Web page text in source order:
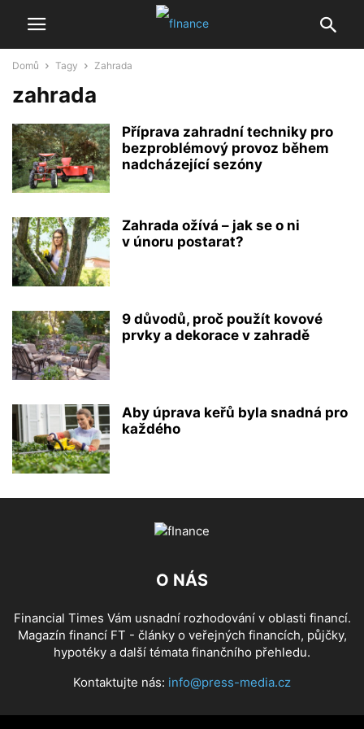
Domů Tagy Zahrada
zahrada
Příprava zahradní techniky pro
bezproblémový provoz během
nadcházející sezóny
Zahrada ožívá – jak se o ni
v únoru postarat?
9 důvodů, proč použít kovové
prvky a dekorace v zahradě
Aby úprava keřů byla snadná pro
každého
O NÁS
Financial Times Vám usnadní rozhodování v oblasti financí.
Magazín financí FT - články o veřejných financích, půjčky,
hypotéky a další témata finančního přehledu.
Kontaktujte nás: info@press-media.cz